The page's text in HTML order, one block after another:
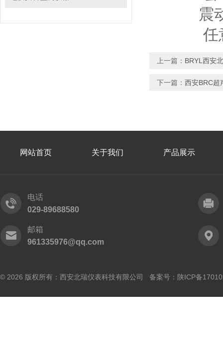
震动
任意轴
上一篇： BRYL西安
下一篇： 西安BRC超
网站首页 关于我们 产品展示
电话
029-89688580
邮箱
961335976@qq.com
© 2026 版权所有：西安北瑞仪表科技有限公司 备案号： 陕ICP备